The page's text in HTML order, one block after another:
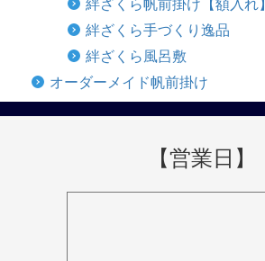
絆ざくら帆前掛け【額入れ】
絆ざくら手づくり逸品
絆ざくら風呂敷
オーダーメイド帆前掛け
【営業日】